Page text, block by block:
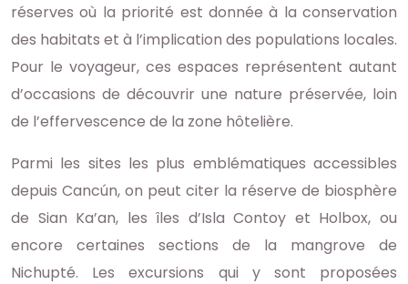
réserves où la priorité est donnée à la conservation
des habitats et à l’implication des populations locales.
Pour le voyageur, ces espaces représentent autant
d’occasions de découvrir une nature préservée, loin
de l’effervescence de la zone hôtelière.
Parmi les sites les plus emblématiques accessibles
depuis Cancún, on peut citer la réserve de biosphère
de Sian Ka’an, les îles d’Isla Contoy et Holbox, ou
encore certaines sections de la mangrove de
Nichupté. Les excursions qui y sont proposées